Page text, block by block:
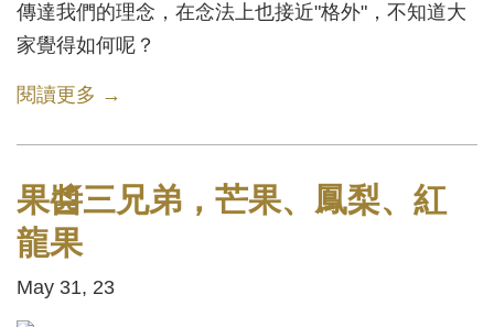
傳達我們的理念，在念法上也接近"格外"，不知道大
家覺得如何呢？
閱讀更多 →
果醬三兄弟，芒果、鳳梨、紅
龍果
May 31, 23